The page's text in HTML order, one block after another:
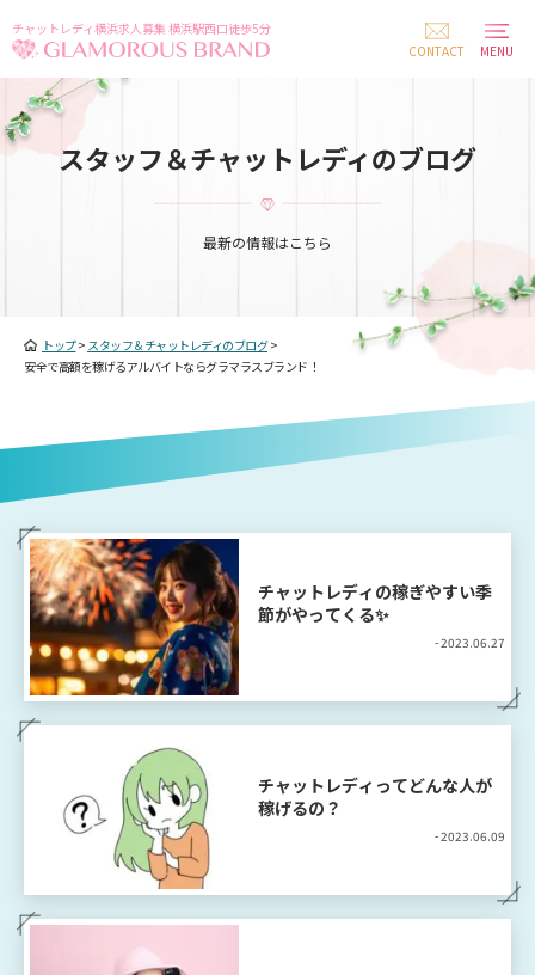
チャットレディ横浜求人募集 横浜駅西口徒歩5分
CONTACT
MENU
スタッフ＆チャットレディのブログ
最新の情報はこちら
トップ> スタッフ＆チャットレディのブログ>
安全で高額を稼げるアルバイトならグラマラスブランド！
チャットレディの稼ぎやすい季
節がやってくる✨
- 2023.06.27
チャットレディってどんな人が
稼げるの？
- 2023.06.09